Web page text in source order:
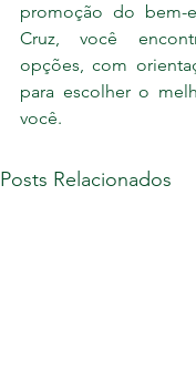
promoção do bem-
Cruz, você
opções, com
para escolher o
você.
Posts Relacionados